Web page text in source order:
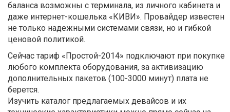
баланса возможны с терминала, из личного кабинета и
даже интернет-кошелька «КИВИ». Провайдер известен
не только надежными системами связи, но и гибкой
ценовой политикой.
Сейчас тариф «Простой-2014» подключают при покупке
любого комплекта оборудования, за активизацию
дополнительных пакетов (100-3000 минут) плата не
берется.
Изучить каталог предлагаемых девайсов и их